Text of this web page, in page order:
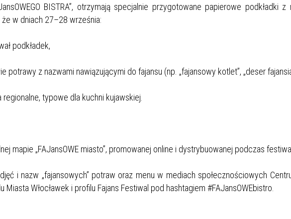
BISTRA”, otrzymają specjalnie przygotowane papierowe podkładki z
że w dniach 27–28 września:
podkładek,
potrawy z nazwami nawiązującymi do fajansu (np. „fajansowy kotlet”, „deser
typowe dla kuchni kujawskiej.
mapie „FAJansOWE miasto”, promowanej online i dystrybuowanej podczas
i nazw „fajansowych” potraw oraz menu w mediach społecznościowych
Miasta Włocławek i profilu Fajans Festiwal pod hashtagiem #FAJansOWEbistro.